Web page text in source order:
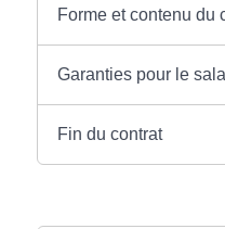
Forme et contenu du
Garanties pour le
Fin du contrat